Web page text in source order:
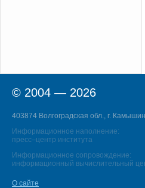
© 2004 — 2026
403874 Волгоградская обл., г.
Информационное наполнение:
пресс–центр института
Информационное сопровождение:
информационный вычислительный
О сайте